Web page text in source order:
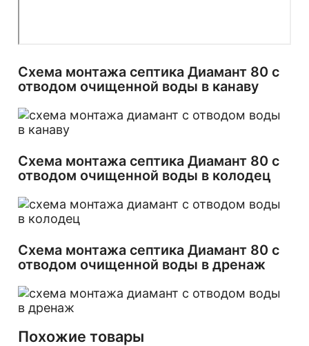
Схема монтажа септика Диамант 80 с
отводом очищенной воды в канаву
Схема монтажа септика Диамант 80 с
отводом очищенной воды в колодец
Схема монтажа септика Диамант 80 с
отводом очищенной воды в дренаж
Похожие товары